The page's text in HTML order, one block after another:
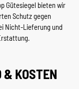
Gütesiegel bieten wir
Schutz gegen
Nicht-Lieferung und
& KOSTEN